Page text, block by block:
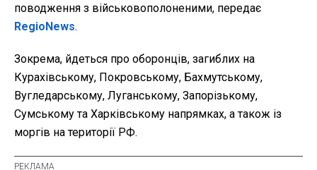
поводження з військовополоненими, передає
RegioNews.
Зокрема, йдеться про оборонців, загиблих на
Курахівському, Покровському, Бахмутському,
Вугледарському, Луганському, Запорізькому,
Сумському та Харківському напрямках, а також із
моргів на території РФ.